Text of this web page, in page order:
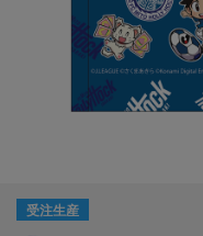
受注生産